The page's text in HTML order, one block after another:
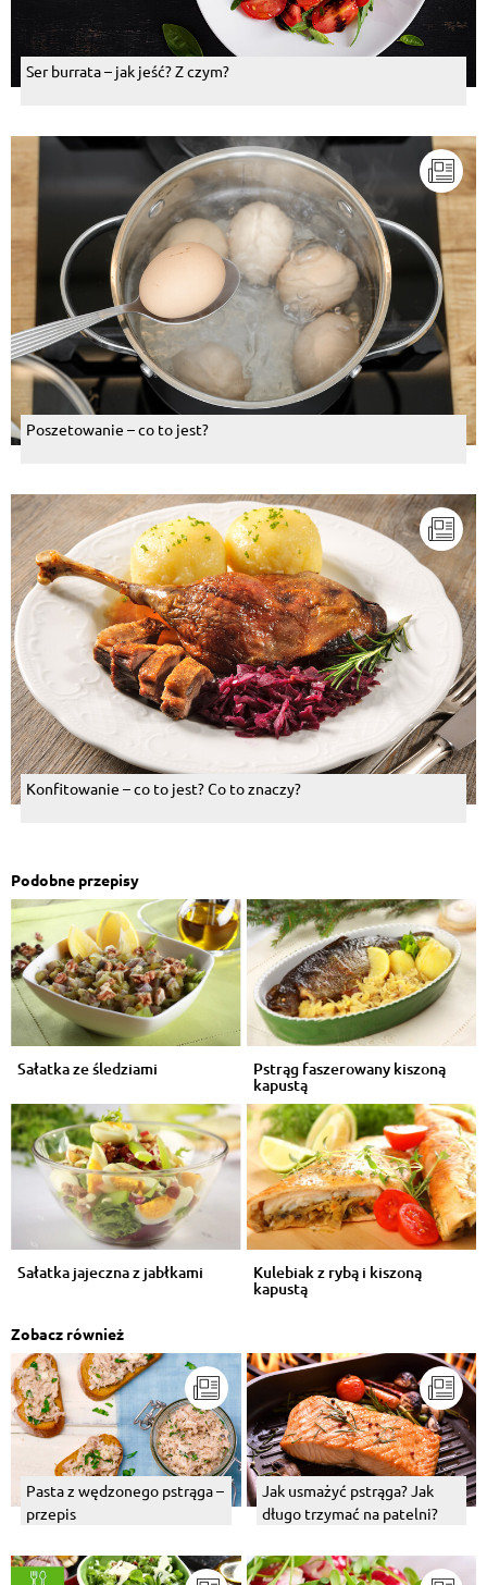
Ser burrata – jak jeść? Z czym?
Poszetowanie – co to jest?
Konfitowanie – co to jest? Co to znaczy?
Podobne przepisy
Sałatka ze śledziami Pstrąg faszerowany kiszoną
kapustą
Sałatka jajeczna z jabłkami Kulebiak z rybą i kiszoną
kapustą
Zobacz również
Pasta z wędzonego pstrąga –
przepis
Jak usmażyć pstrąga? Jak
długo trzymać na patelni?